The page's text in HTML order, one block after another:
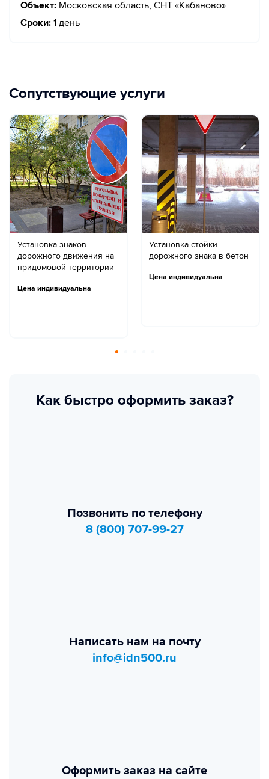
Объект: Московская область, СНТ «Кабаново»
Сроки: 1 день
Сопутствующие услуги
Установка знаков
дорожного движения на
придомовой территории
Цена индивидуальна
Установка стойки
дорожного знака в бетон
Цена индивидуальна
Как быстро оформить заказ?
Позвонить по телефону
8 (800) 707-99-27
Написать нам на почту
info@idn500.ru
Оформить заказ на сайте